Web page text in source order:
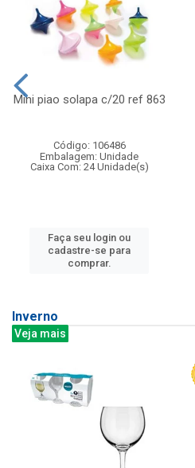
Mini piao solapa c/20 ref 863
Código: 106486
Embalagem: Unidade
Caixa Com: 24 Unidade(s)
Faça seu login ou
cadastre-se para
comprar.
Inverno
Veja mais